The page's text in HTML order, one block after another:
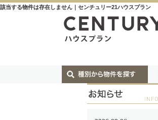
該当する物件は存在しません｜センチュリー21ハウスプラン